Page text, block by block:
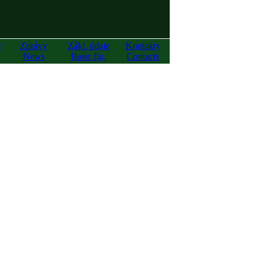
Zprávy
News
Zákl. údaje
Basic fig.
Kontakty
Contacts